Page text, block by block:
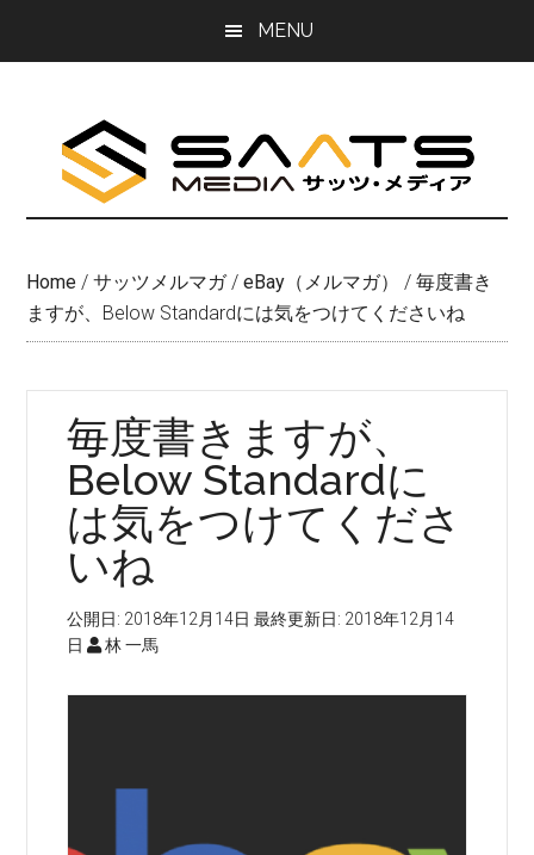
MENU
Home / サッツメルマガ / eBay（メルマガ） / 毎度書き
ますが、Below Standardには気をつけてくださいね
毎度書きますが、
Below Standardに
は気をつけてくださ
いね
公開日: 2018年12月14日 最終更新日: 2018年12月14
日
林 一馬